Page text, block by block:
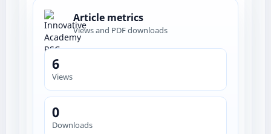
Article metrics
Views and PDF downloads
6
Views
0
Downloads